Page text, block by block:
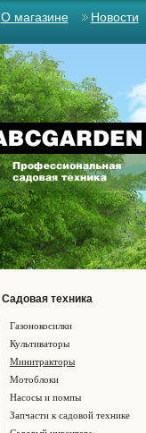
О магазине Новости
Садовая техника
Газонокосилки
Культиваторы
Минитракторы
Мотоблоки
Насосы и помпы
Запчасти к садовой технике